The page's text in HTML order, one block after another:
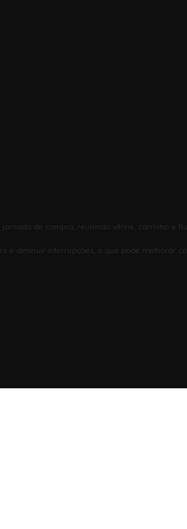
de compra, reunindo vitrine, carrinho e
e diminuir interrupções, o que pode melhorar